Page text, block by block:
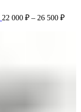
22 000 ₽ – 26 500 ₽